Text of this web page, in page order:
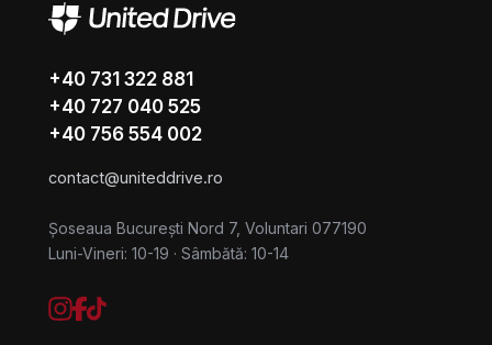
+40 731 322 881
+40 727 040 525
+40 756 554 002
contact@uniteddrive.ro
Șoseaua București Nord 7, Voluntari 077190
Luni-Vineri: 10-19 · Sâmbătă: 10-14